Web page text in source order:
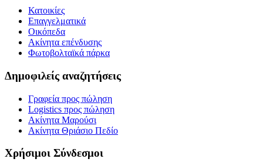
Κατοικίες
Επαγγελματικά
Οικόπεδα
Ακίνητα επένδυσης
Φωτοβολταϊκά πάρκα
Δημοφιλείς αναζητήσεις
Γραφεία προς πώληση
Logistics προς πώληση
Ακίνητα Μαρούσι
Ακίνητα Θριάσιο Πεδίο
Χρήσιμοι Σύνδεσμοι